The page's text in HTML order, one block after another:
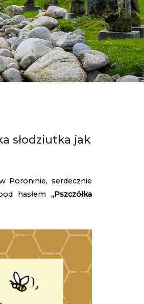
słodziutka jak
Poroninie, serdecznie
hasłem„Pszczółka